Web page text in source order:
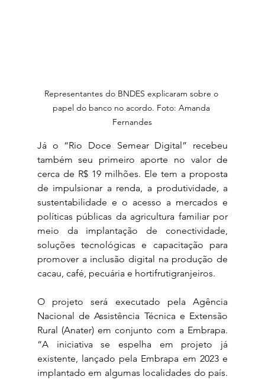
Representantes do BNDES explicaram sobre o
papel do banco no acordo. Foto: Amanda
Fernandes
Já o “Rio Doce Semear Digital” recebeu
também seu primeiro aporte no valor de
cerca de R$ 19 milhões. Ele tem a proposta
de impulsionar a renda, a produtividade, a
sustentabilidade e o acesso a mercados e
políticas públicas da agricultura familiar por
meio da implantação de conectividade,
soluções tecnológicas e capacitação para
promover a inclusão digital na produção de
cacau, café, pecuária e hortifrutigranjeiros.
O projeto será executado pela Agência
Nacional de Assistência Técnica e Extensão
Rural (Anater) em conjunto com a Embrapa.
“A iniciativa se espelha em projeto já
existente, lançado pela Embrapa em 2023 e
implantado em algumas localidades do país.